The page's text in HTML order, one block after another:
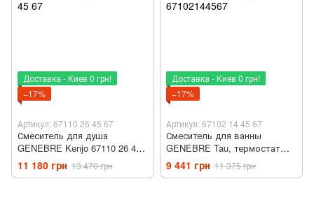
Доставка - Киев 0 грн!
−17%
Артикул: 67110 26 45 67
Смеситель для душа
GENEBRE Kenjo 67110 26 45
67
11 180 грн 13 470 грн
Доставка - Киев 0 грн!
−17%
Артикул: 67102 14 45 67
Смеситель для ванны
GENEBRE Tau, термостат
67102144567
9 441 грн 11 375 грн